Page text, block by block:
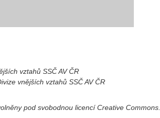
vztahů SSČ AV ČR
vnějších vztahů SSČ AV ČR
pod svobodnou licencí Creative Commons.